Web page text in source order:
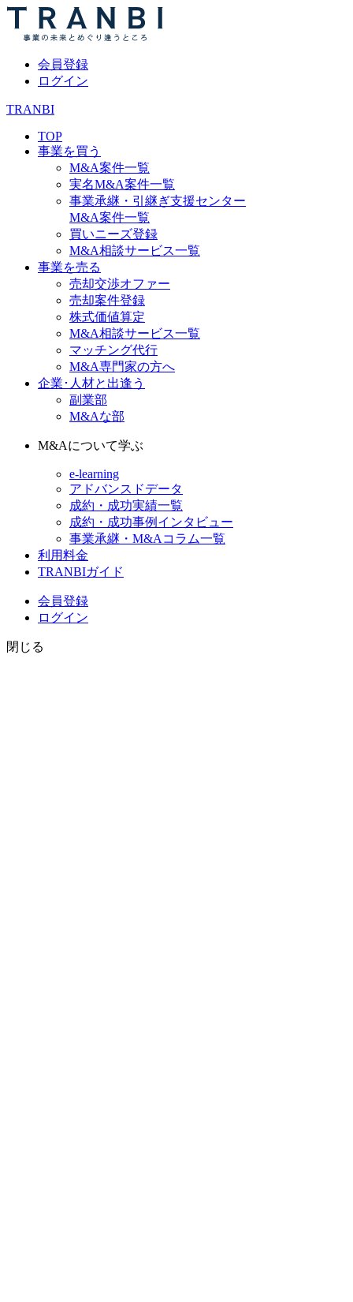
会員登録
ログイン
TRANBI
TOP
事業を買う
M&A案件一覧
実名M&A案件一覧
事業承継・引継ぎ支援センター
M&A案件一覧
買いニーズ登録
M&A相談サービス一覧
事業を売る
売却交渉オファー
売却案件登録
株式価値算定
M&A相談サービス一覧
マッチング代行
M&A専門家の方へ
企業･人材と出逢う
副業部
M&Aな部
M&Aについて学ぶ
e-learning
アドバンスドデータ
成約・成功実績一覧
成約・成功事例インタビュー
事業承継・M&Aコラム一覧
利用料金
TRANBIガイド
会員登録
ログイン
閉じる